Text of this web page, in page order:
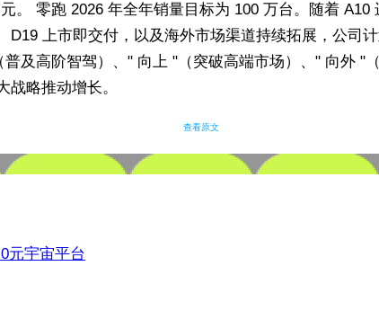
。 零跑 2026 年全年销量目标为 100 万台。随着 A10
D19 上市即交付，以及海外市场渠道持续拓展，公司
普及高阶智驾）、" 向上 "（突破高端市场）、" 向外 "
战略推动增长。
查看原文
元宇宙平台